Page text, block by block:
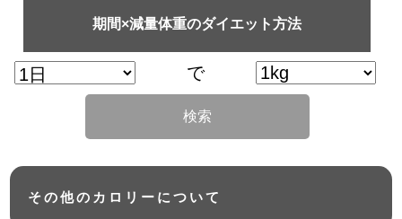
期間×減量体重のダイエット方法
で
検索
その他のカロリーについて